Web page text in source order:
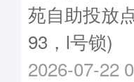
苑自助投放
93，l号锁)
2026-07-22